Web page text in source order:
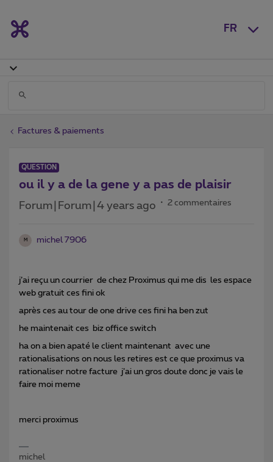
FR
Factures & paiements
QUESTION
ou il y a de la gene y a pas de plaisir
Forum|Forum|4 years ago 2 commentaires
M michel 7906
j’ai reçu un courrier de chez Proximus qui me dis les espace
web gratuit ces fini ok
après ces au tour de one drive ces fini ha ben zut
he maintenait ces biz office switch
ha on a bien apaté le client maintenant avec une
rationalisations on nous les retires est ce que proximus va
rationaliser notre facture j’ai un gros doute donc je vais le
faire moi meme
merci proximus
michel